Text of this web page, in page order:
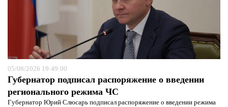
05/08/2026 19:49:00
Губернатор подписал распоряжение о введении
регионального режима ЧС
Губернатор Юрий Слюсарь подписал распоряжение о введении режима